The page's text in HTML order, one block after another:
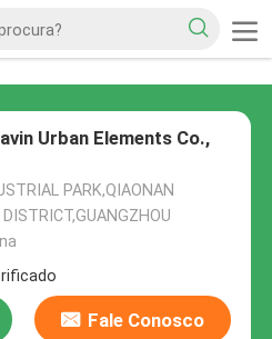
Urban Elements Co.,
PARK,QIAONAN
Fale Conosco